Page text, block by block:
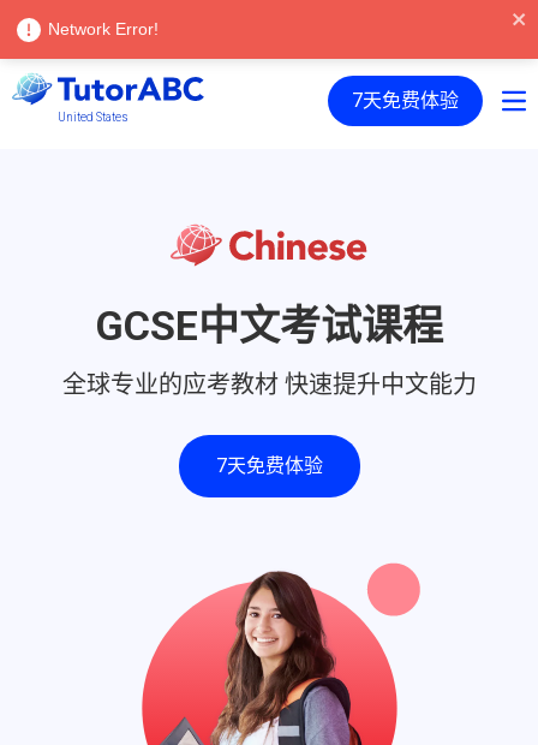
登入
United States
7天免费体验
GCSE中文考试课程
全球专业的应考教材 快速提升中文能力
7天免费体验
Network Error!